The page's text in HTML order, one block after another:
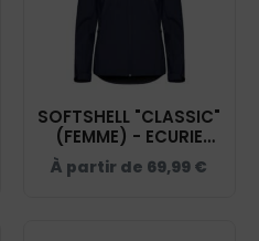
SOFTSHELL "CLASSIC"
(FEMME) - ECURIE
LYNELLA - NAVY -
0200917
À partir de 69,99 €